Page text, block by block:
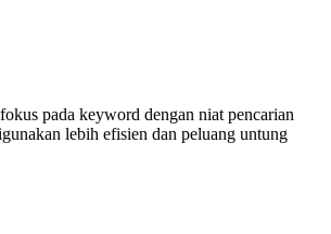
pada keyword dengan niat pencarian
lebih efisien dan peluang untung